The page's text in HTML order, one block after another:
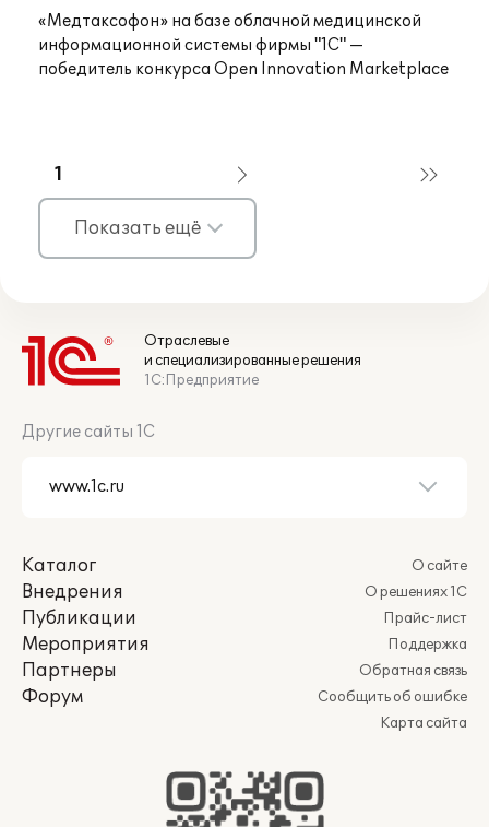
«Медтаксофон» на базе облачной медицинской
информационной системы фирмы "1С" —
победитель конкурса Open Innovation Marketplace
Показать ещё
1
Отраслевые
и специализированные решения
1С:Предприятие
Другие сайты 1С
Каталог
Внедрения
Публикации
Мероприятия
Партнеры
Форум
О сайте
О решениях 1С
Прайс-лист
Поддержка
Обратная связь
Сообщить об ошибке
Карта сайта